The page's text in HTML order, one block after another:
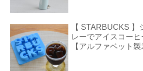
【 STARBUCKS 】
レーでアイスコー
【アルファベット製